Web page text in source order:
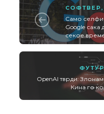
СОФТВЕР ,
Само селфи
Google
секое
OpenAI тврди:
Кина го